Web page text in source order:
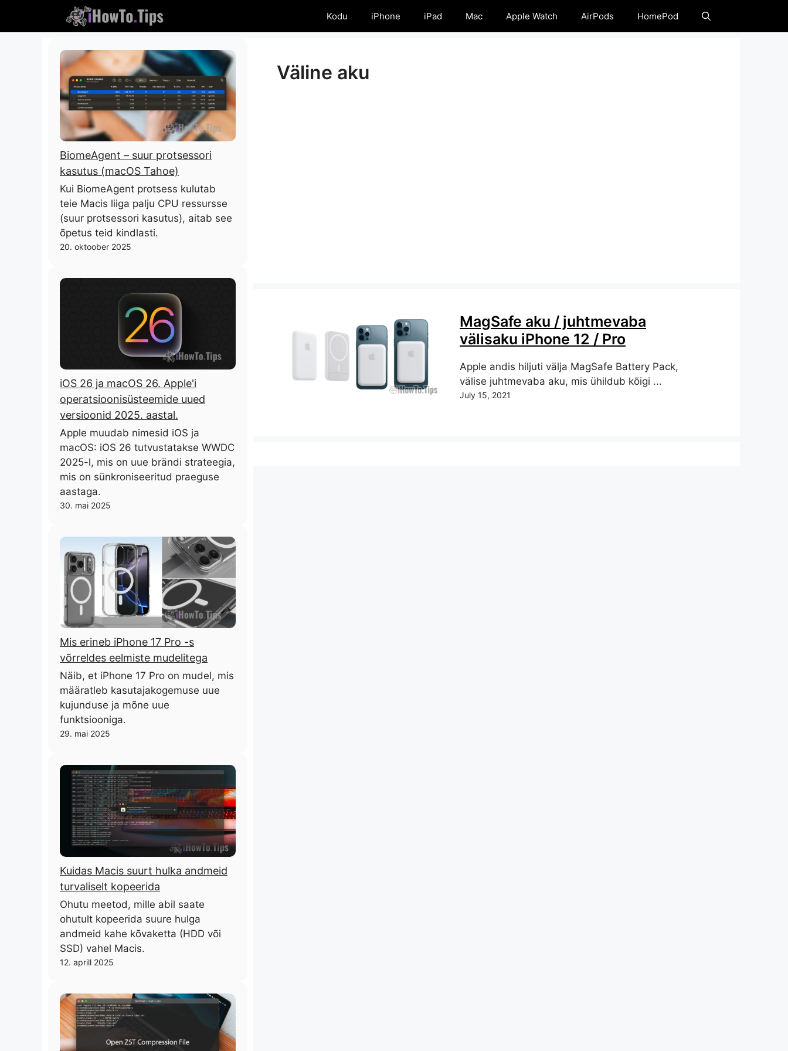
Kodu iPhone iPad Mac Apple Watch AirPods HomePod
Väline aku
MagSafe aku / juhtmevaba
välisaku iPhone 12 / Pro
Apple andis hiljuti välja MagSafe Battery Pack,
välise juhtmevaba aku, mis ühildub kõigi ...
July 15, 2021
BiomeAgent – ​​suur protsessori
kasutus (macOS Tahoe)
Kui BiomeAgent protsess kulutab
teie Macis liiga palju CPU ressursse
(suur protsessori kasutus), aitab see
õpetus teid kindlasti.
20. oktoober 2025
iOS 26 ja macOS 26. Apple'i
operatsioonisüsteemide uued
versioonid 2025. aastal.
Apple muudab nimesid iOS ja
macOS: iOS 26 tutvustatakse WWDC
2025-l, mis on uue brändi strateegia,
mis on sünkroniseeritud praeguse
aastaga.
30. mai 2025
Mis erineb iPhone 17 Pro -s
võrreldes eelmiste mudelitega
Näib, et iPhone 17 Pro on mudel, mis
määratleb kasutajakogemuse uue
kujunduse ja mõne uue
funktsiooniga.
29. mai 2025
Kuidas Macis suurt hulka andmeid
turvaliselt kopeerida
Ohutu meetod, mille abil saate
ohutult kopeerida suure hulga
andmeid kahe kõvaketta (HDD või
SSD) vahel Macis.
12. aprill 2025